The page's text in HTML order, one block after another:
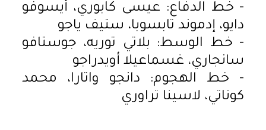
- خط الدفاع: عيسى كابوري، أيسوفو
دايو، إدموند تابسوبا، ستيف ياجو
- خط الوسط: بلاتي توريه، جوستافو
سانجاري، غسماعيلا أويدراجو
- خط الهجوم: دانجو واتارا، محمد
كوناتي، لاسينا تراوري